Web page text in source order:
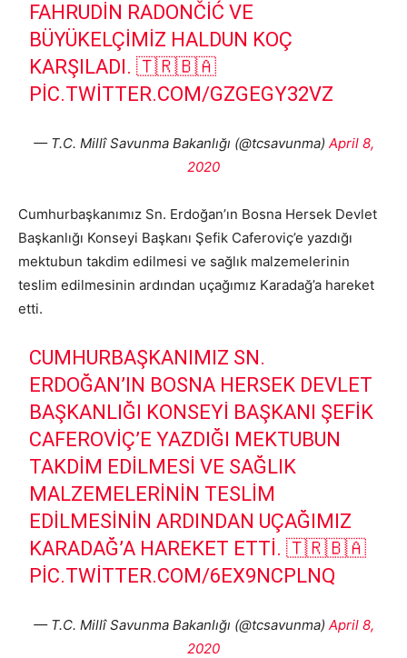
FAHRUDIN RADONČIĆ VE
BÜYÜKELÇIMIZ HALDUN KOÇ
KARŞILADI. 🇹🇷🇧🇦
PIC.TWITTER.COM/GZGEGY32VZ
— T.C. Millî Savunma Bakanlığı (@tcsavunma) April 8,
2020
Cumhurbaşkanımız Sn. Erdoğan’ın Bosna Hersek Devlet
Başkanlığı Konseyi Başkanı Şefik Caferoviç’e yazdığı
mektubun takdim edilmesi ve sağlık malzemelerinin
teslim edilmesinin ardından uçağımız Karadağ’a hareket
etti.
CUMHURBAŞKANIMIZ SN.
ERDOĞAN’IN BOSNA HERSEK DEVLET
BAŞKANLIĞI KONSEYI BAŞKANI ŞEFIK
CAFEROVIÇ’E YAZDIĞI MEKTUBUN
TAKDIM EDILMESI VE SAĞLIK
MALZEMELERININ TESLIM
EDILMESININ ARDINDAN UÇAĞIMIZ
KARADAĞ’A HAREKET ETTI. 🇹🇷🇧🇦
PIC.TWITTER.COM/6EX9NCPLNQ
— T.C. Millî Savunma Bakanlığı (@tcsavunma) April 8,
2020